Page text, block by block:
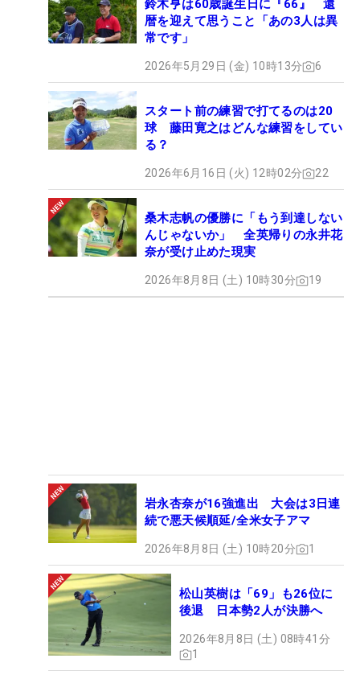
鈴木亨は60歳誕生日に『66』 還
暦を迎えて思うこと「あの3人は異
常です」
2026年5月29日 (金) 10時13分 6
スタート前の練習で打てるのは20
球 藤田寛之はどんな練習をしてい
る？
2026年6月16日 (火) 12時02分 22
桑木志帆の優勝に「もう到達しない
んじゃないか」 全英帰りの永井花
奈が受け止めた現実
2026年8月8日 (土) 10時30分 19
岩永杏奈が16強進出 大会は3日連
続で悪天候順延/全米女子アマ
2026年8月8日 (土) 10時20分 1
松山英樹は「69」も26位に
後退 日本勢2人が決勝へ
2026年8月8日 (土) 08時41分
1